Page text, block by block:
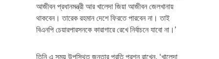
আজীবন প্রধানমন্ত্রী আর খালেদা জিয়া আজীবন জেলখানায়
থাকবেন। তারেক রহমান দেশে ফিরতে পারবেন না। তাই
বিএনপি চেয়ারপারসনকে কারাগারে রেখে নির্বাচনে যাবো না।’
তিনি এ সময় উপস্থিত জনতার প্রতি প্রশ্ন রাখেন, ‘খালেদা